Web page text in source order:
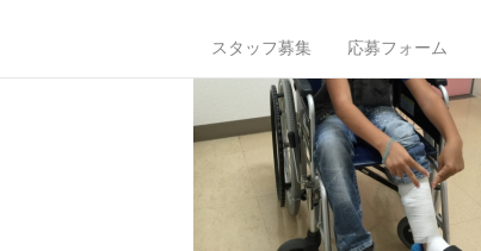
スタッフ募集 応募フォーム